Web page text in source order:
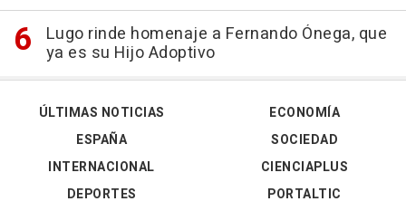
Lugo rinde homenaje a Fernando Ónega, que
ya es su Hijo Adoptivo
ÚLTIMAS NOTICIAS
ESPAÑA
INTERNACIONAL
DEPORTES
ECONOMÍA
SOCIEDAD
CIENCIAPLUS
PORTALTIC